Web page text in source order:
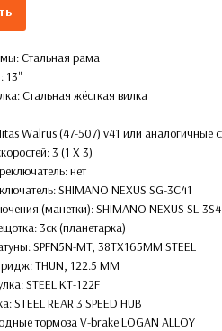
Стальная рама
13''
Стальная жёсткая вилка
Walrus (47-507) v41 или аналогичные
3 (1 X 3)
нет
SHIMANO NEXUS SG-3C41
(манетки): SHIMANO NEXUS SL-
3ск (планетарка)
SPFN5N-MT, 38TX165MM STEEL
THUN, 122.5 MM
STEEL KT-122F
STEEL REAR 3 SPEED HUB
тормоза V-brake LOGAN ALLOY